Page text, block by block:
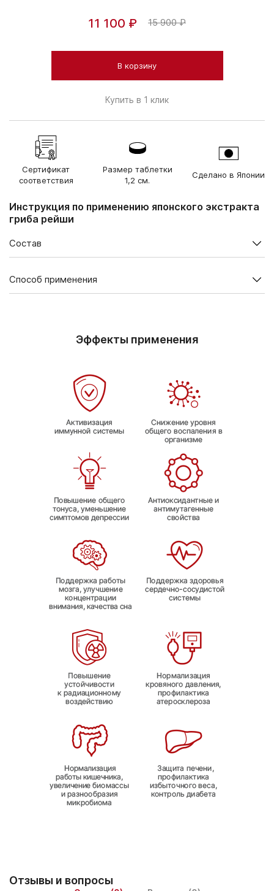
11 100 ₽ 15 900 ₽
В корзину
Купить в 1 клик
Сертификат
соответствия
Размер таблетки
1,2 см.
Сделано в Японии
Инструкция по применению японского экстракта
гриба рейши
Состав
Экстракт рейши из
плодовых тел формы
500
Способ применения
Продолжительность приема — 1 месяц. При необходимости
курс можно повторить.
Индивидуальная непереносимость компонентов продукта,
беременность, кормление грудью. Перед применением
рекомендуется проконсультироваться с врачом.
Эффекты применения
Отзывы и вопросы